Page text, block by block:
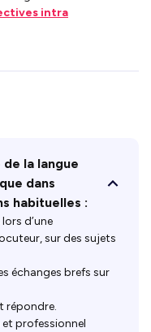
intra
la langue
dans
habituelles :
d’une
sur des sujets
échanges brefs sur
répondre.
professionnel